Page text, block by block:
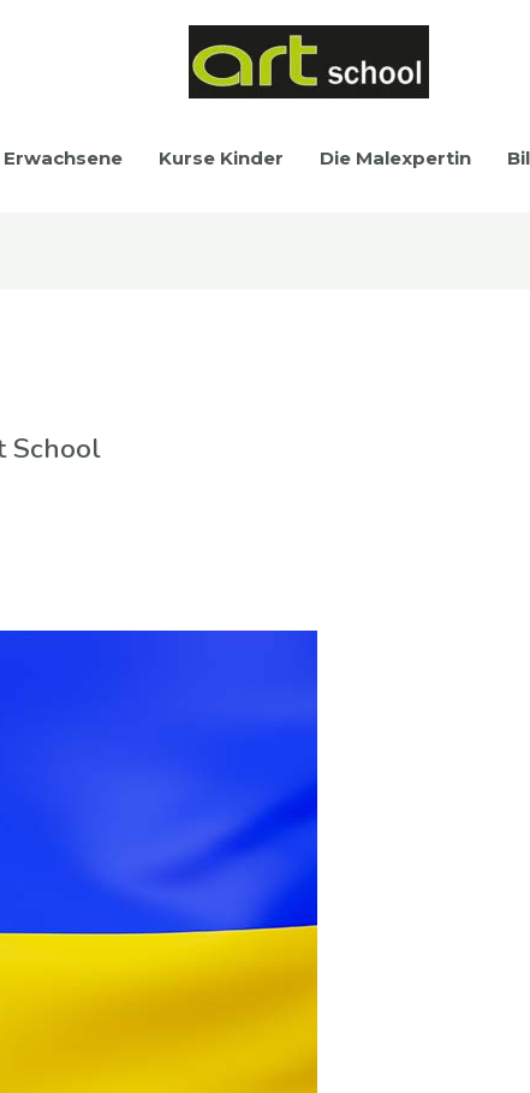
Erwachsene Kurse Kinder Die Malexpertin
School